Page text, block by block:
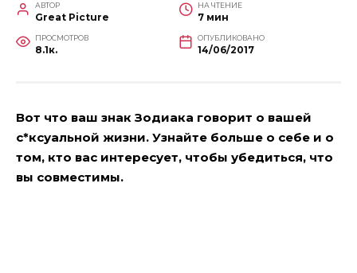
АВТОР
Great Picture
НА ЧТЕНИЕ
7 мин
ПРОСМОТРОВ
8.1к.
ОПУБЛИКОВАНО
14/06/2017
Вот что ваш знак Зодиака говорит о вашей
с*ксуальной жизни. Узнайте больше о себе и о
том, кто вас интересует, чтобы убедиться, что
вы совместимы.